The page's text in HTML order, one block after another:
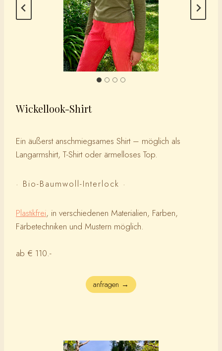
Wickellook-Shirt
Ein äußerst anschmiegsames Shirt – möglich als
Langarmshirt, T-Shirt oder ärmelloses Top.
· Bio-Baumwoll-Interlock ·
Plastikfrei, in verschiedenen Materialien, Farben,
Färbetechniken und Mustern möglich.
ab € 110.-
anfragen →